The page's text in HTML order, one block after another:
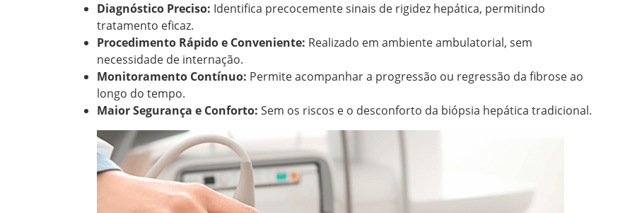
Diagnóstico Preciso: Identifica precocemente sinais de rigidez hepática, permitindo
tratamento eficaz.
Procedimento Rápido e Conveniente: Realizado em ambiente ambulatorial, sem
necessidade de internação.
Monitoramento Contínuo: Permite acompanhar a progressão ou regressão da fibrose ao
longo do tempo.
Maior Segurança e Conforto: Sem os riscos e o desconforto da biópsia hepática tradicional.